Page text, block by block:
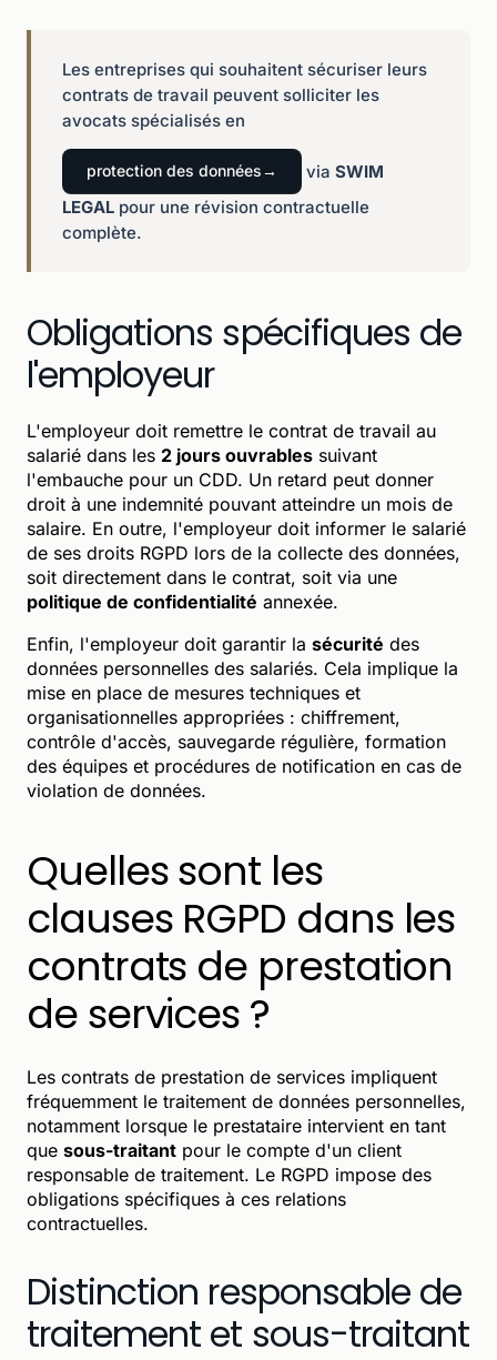
Les entreprises qui souhaitent sécuriser leurs
contrats de travail peuvent solliciter les
avocats spécialisés en
protection des données via SWIM
LEGAL pour une révision contractuelle
complète.
Obligations spécifiques de
l'employeur
L'employeur doit remettre le contrat de travail au
salarié dans les 2 jours ouvrables suivant
l'embauche pour un CDD. Un retard peut donner
droit à une indemnité pouvant atteindre un mois de
salaire. En outre, l'employeur doit informer le salarié
de ses droits RGPD lors de la collecte des données,
soit directement dans le contrat, soit via une
politique de confidentialité annexée.
Enfin, l'employeur doit garantir la sécurité des
données personnelles des salariés. Cela implique la
mise en place de mesures techniques et
organisationnelles appropriées : chiffrement,
contrôle d'accès, sauvegarde régulière, formation
des équipes et procédures de notification en cas de
violation de données.
Quelles sont les
clauses RGPD dans les
contrats de prestation
de services ?
Les contrats de prestation de services impliquent
fréquemment le traitement de données personnelles,
notamment lorsque le prestataire intervient en tant
que sous-traitant pour le compte d'un client
responsable de traitement. Le RGPD impose des
obligations spécifiques à ces relations
contractuelles.
Distinction responsable de
traitement et sous-traitant